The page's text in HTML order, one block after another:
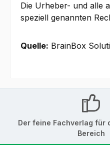
Die Urheber- und alle
speziell genannten
Quelle: BrainBox
Der feine Fachverlag für
Bereich